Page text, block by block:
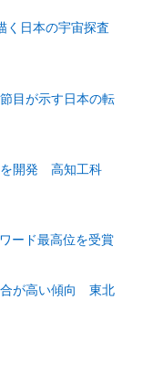
日本の宇宙探査
目が示す日本の転
を開発 高知工科
ード最高位を受賞
合が高い傾向 東北